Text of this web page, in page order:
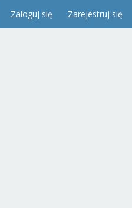
Zaloguj się Zarejestruj się